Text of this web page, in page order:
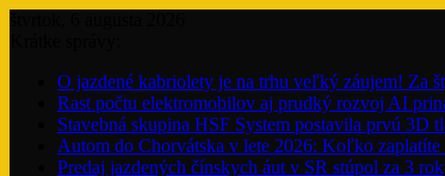
O jazdené kabriolety je na trhu veľký záujem! Za
Rast počtu elektromobilov aj prudký rozvoj AI
Stavebná skupina HSF System postavila prvú 3D
Autom do Chorvátska v lete 2026: Koľko
Predaj jazdených čínskych áut v SR stúpol za 3